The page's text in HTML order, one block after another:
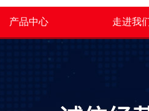
产品中心 走进我